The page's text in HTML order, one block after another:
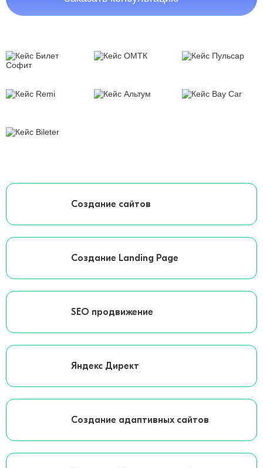
Создание сайтов
Создание Landing Page
SEO продвижение
Яндекс Директ
Создание адаптивных сайтов